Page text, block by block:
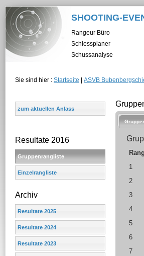
SHOOTING-
Rangeur Büro
Schiessplaner
Schussanalyse
Sie sind hier : Startseite ASVB
zum aktuellen Anlass
Resultate 2016
Gruppenrangliste
Einzelrangliste
Archiv
Resultate 2025
Resultate 2024
Resultate 2023
Rang
1
2
3
4
5
6
7